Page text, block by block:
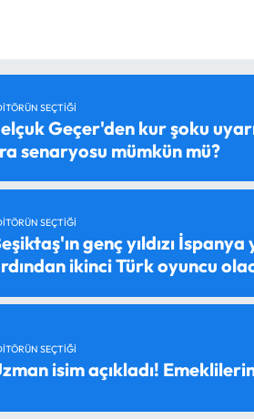
SEÇTIĞI
Geçer'den kur şoku
senaryosu mümkün mü?
SEÇTIĞI
genç yıldızı
ikinci Türk oyuncu
SEÇTIĞI
isim açıkladı!